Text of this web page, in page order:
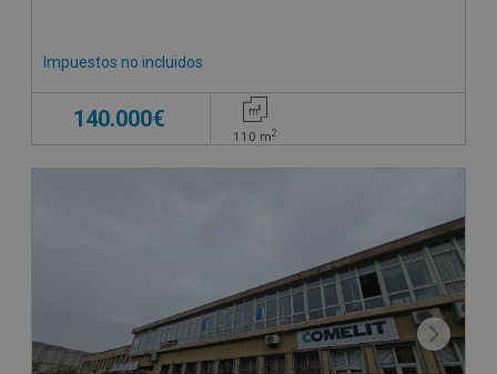
Impuestos no incluidos
140.000€
110 m2